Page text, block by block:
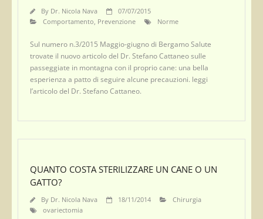
By Dr. Nicola Nava
07/07/2015
Comportamento Prevenzione Norme
Sul numero n.3/2015 Maggio-giugno di Bergamo Salute
trovate il nuovo articolo del Dr. Stefano Cattaneo sulle
passeggiate in montagna con il proprio cane: una bella
esperienza a patto di seguire alcune precauzioni. leggi
l’articolo del Dr. Stefano Cattaneo.
QUANTO COSTA STERILIZZARE UN CANE O UN
GATTO?
By Dr. Nicola Nava 18/11/2014
Chirurgia
ovariectomia